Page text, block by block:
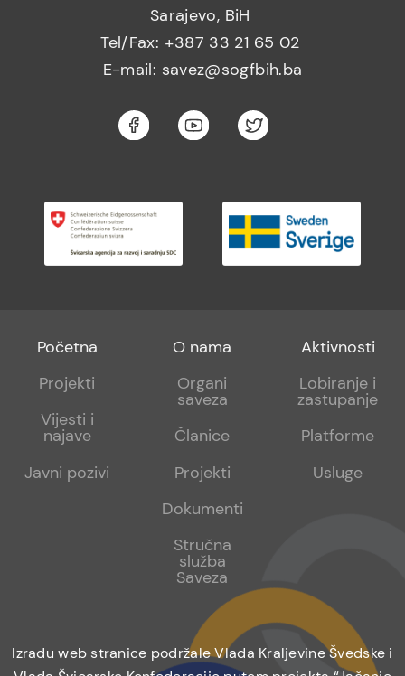
Sarajevo, BiH
Tel/Fax: +387 33 21 65 02
E-mail: savez@sogfbih.ba
Footer
menu
Početna
Projekti
Vijesti i
najave
Javni pozivi
Footer
sub
O nama
Organi
saveza
Članice
Projekti
Dokumenti
Stručna
služba
Saveza
Footer
sub
Aktivnosti
Lobiranje i
zastupanje
Platforme
Usluge
Izradu web stranice podržale Vlada Kraljevine Švedske i